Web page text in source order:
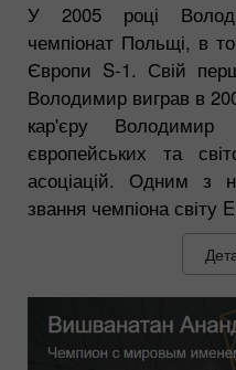
У 2005 році
чемпіонат Польщі, в
Європи S-1. Свій
Володимир виграв в
кар'єру
європейських та
асоціацій. Одним з
звання чемпіона світу